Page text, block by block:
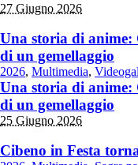
27 Giugno 2026
Una storia di
di un gemellaggio
2026, Multimedia,
Una storia di
di un gemellaggio
25 Giugno 2026
Cibeno in Festa